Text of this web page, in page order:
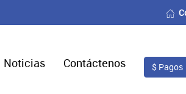
Noticias Contáctenos $ Pagos